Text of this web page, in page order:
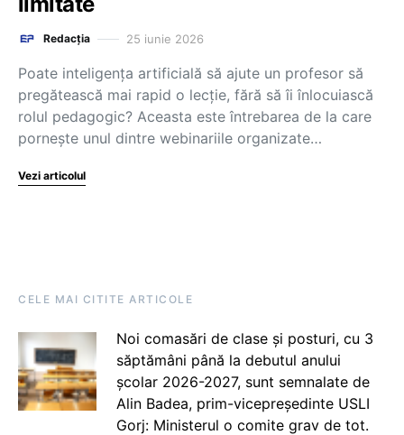
Redacția 25 iunie 2026
Poate inteligența artificială să ajute un profesor să
pregătească mai rapid o lecție, fără să îi înlocuiască
rolul pedagogic? Aceasta este întrebarea de la care
pornește unul dintre webinariile organizate…
Vezi articolul
CELE MAI CITITE ARTICOLE
Noi comasări de clase și posturi, cu 3
săptămâni până la debutul anului
școlar 2026-2027, sunt semnalate de
Alin Badea, prim-vicepreședinte USLI
Gorj: Ministerul o comite grav de tot.